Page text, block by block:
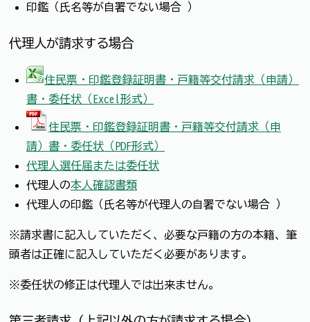
印鑑（氏名等が自署でない場合 ）
代理人が請求する場合
住民票・印鑑登録証明書・戸籍等交付請求（申請）
書・委任状（Excel形式）
住民票・印鑑登録証明書・戸籍等交付請求（申
請）書・委任状（PDF形式）
代理人選任届または委任状
代理人の本人確認書類
代理人の印鑑（氏名等が代理人の自署でない場合 ）
※請求書に記入していただく、必要な戸籍の方の本籍、筆
頭者は正確に記入していただく必要があります。
※委任状の修正は代理人では出来ません。